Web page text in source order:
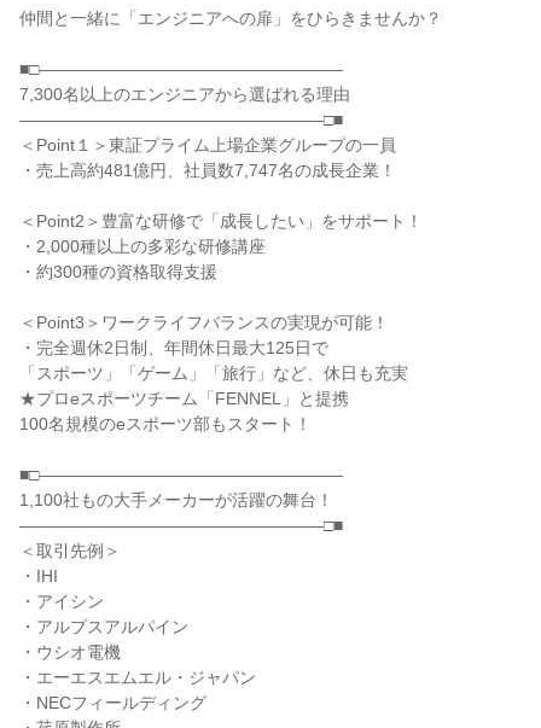
仲間と一緒に「エンジニアへの扉」をひらきませんか？
■□――――――――――――――――――
7,300名以上のエンジニアから選ばれる理由
――――――――――――――――――□■
＜Point１＞東証プライム上場企業グループの一員
・売上高約481億円、社員数7,747名の成長企業！
＜Point2＞豊富な研修で「成長したい」をサポート！
・2,000種以上の多彩な研修講座
・約300種の資格取得支援
＜Point3＞ワークライフバランスの実現が可能！
・完全週休2日制、年間休日最大125日で
「スポーツ」「ゲーム」「旅行」など、休日も充実
★プロeスポーツチーム「FENNEL」と提携
100名規模のeスポーツ部もスタート！
■□――――――――――――――――――
1,100社もの大手メーカーが活躍の舞台！
――――――――――――――――――□■
＜取引先例＞
・IHI
・アイシン
・アルプスアルパイン
・ウシオ電機
・エーエスエムエル・ジャパン
・NECフィールディング